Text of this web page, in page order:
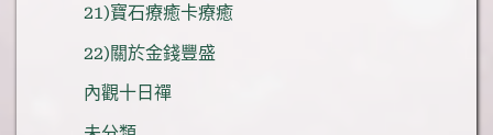
21)寶石療癒卡療癒
22)關於金錢豐盛
內觀十日禪